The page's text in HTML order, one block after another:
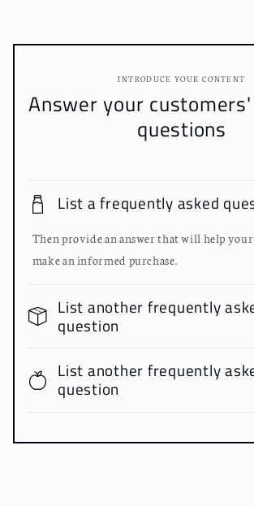
INTRODUCE YOUR CONTENT
Answer your
questions
List a frequently asked
Then provide an answer that will help
make an informed purchase.
List another frequently
question
List another frequently
question